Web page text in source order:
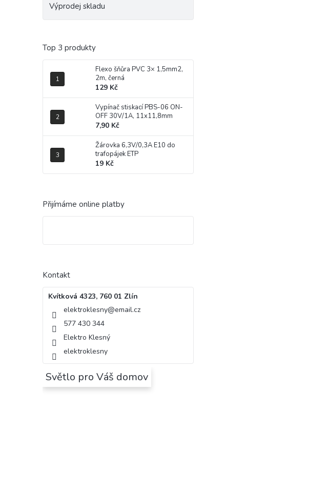
Výprodej skladu
Top 3 produkty
Flexo šňůra PVC 3× 1,5mm2,
2m, černá
129 Kč
Vypínač stiskací PBS-06 ON-
OFF 30V/1A, 11x11,8mm
7,90 Kč
Žárovka 6,3V/0,3A E10 do
trafopájek ETP
19 Kč
Přijímáme online platby
Kontakt
Kvítková 4323, 760 01 Zlín
elektroklesny@email.cz
577 430 344
Elektro Klesný
elektroklesny
Světlo pro Váš domov